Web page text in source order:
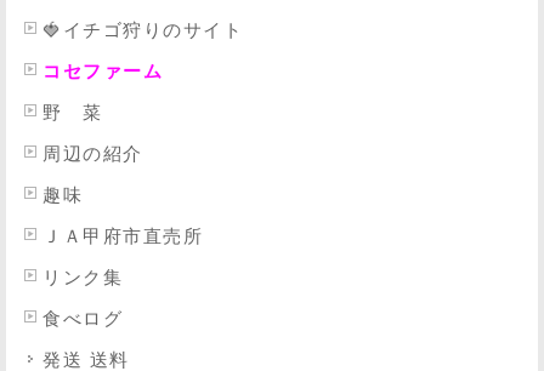
🍓イチゴ狩りのサイト
コセファーム
野 菜
周辺の紹介
趣味
ＪＡ甲府市直売所
リンク集
食べログ
発送 送料